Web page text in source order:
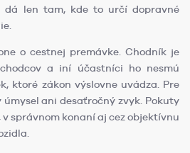
dá len tam, kde to určí dopravné
o cestnej premávke. Chodník je
a iní účastníci ho nesmú
ktoré zákon výslovne uvádza. Pre
ani desaťročný zvyk. Pokuty
v správnom konaní aj cez objektívnu